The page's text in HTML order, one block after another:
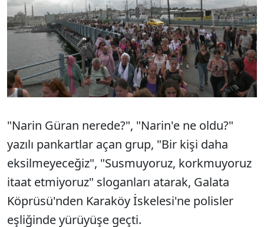
"Narin Güran nerede?", "Narin'e ne oldu?"
yazılı pankartlar açan grup, "Bir kişi daha
eksilmeyeceğiz", "Susmuyoruz, korkmuyoruz
itaat etmiyoruz" sloganları atarak, Galata
Köprüsü'nden Karaköy İskelesi'ne polisler
eşliğinde yürüyüşe geçti.